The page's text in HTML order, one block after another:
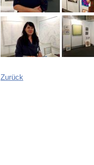
Zurück